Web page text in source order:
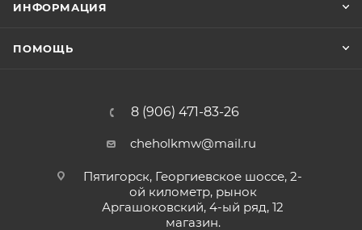
ИНФОРМАЦИЯ
ПОМОЩЬ
8 (906) 471-83-26
cheholkmw@mail.ru
Пятигорск, Георгиевское шоссе, 2-
ой километр, рынок
Аргашоковский, 4-ый ряд, 12
магазин.